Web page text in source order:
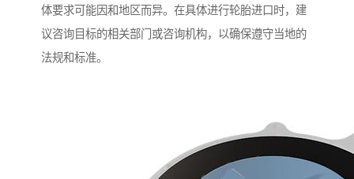
体要求可能因和地区而异。在具体进行轮胎进口时，建
议咨询目标的相关部门或咨询机构，以确保遵守当地的
法规和标准。